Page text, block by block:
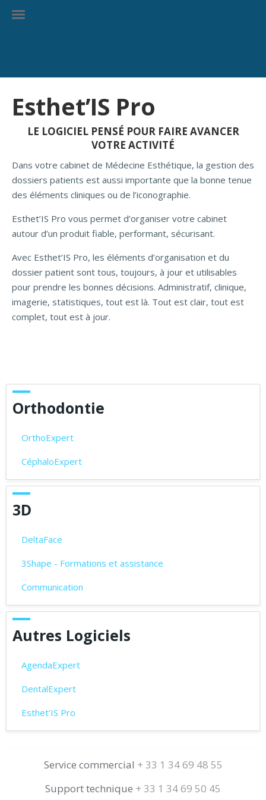
Esthet’IS Pro
LE LOGICIEL PENSÉ POUR FAIRE AVANCER
VOTRE ACTIVITÉ
Dans votre cabinet de Médecine Esthétique, la gestion des
dossiers patients est aussi importante que la bonne tenue
des éléments cliniques ou de l’iconographie.
Esthet’IS Pro vous permet d’organiser votre cabinet
autour d’un produit fiable, performant, sécurisant.
Avec Esthet’IS Pro, les éléments d’organisation et du
dossier patient sont tous, toujours, à jour et utilisables
pour prendre les bonnes décisions. Administratif, clinique,
imagerie, statistiques, tout est là. Tout est clair, tout est
complet, tout est à jour.
Orthodontie
OrthoExpert
CéphaloExpert
3D
DeltaFace
3Shape - Formations et assistance
Communication
Autres Logiciels
AgendaExpert
DentalExpert
Esthet’IS Pro
Service commercial + 33 1 34 69 48 55
Support technique + 33 1 34 69 50 45